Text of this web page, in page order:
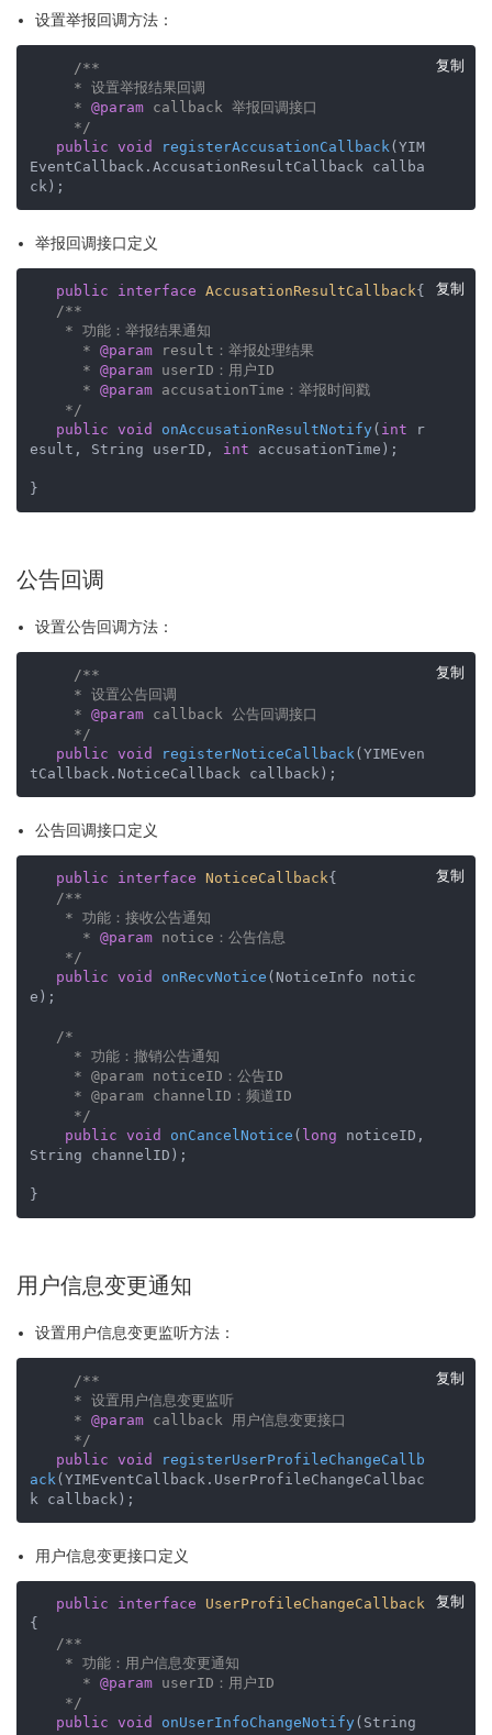
设置举报回调方法：
复制
/**
     *
@param callback 举报回调接口
     */
public void registerAccusationCallback(YIM
EventCallback.AccusationResultCallback callba
ck) ;
举报回调接口定义
复制
public interface AccusationResultCallback{
/**
      *
@param result：举报处理结果
      *
@param userID：用户ID
      *
@param accusationTime：举报时间戳
    */
public void onAccusationResultNotify ( int r
esult, String userID, int accusationTime) ;
}
公告回调
设置公告回调方法：
复制
/**
     *
@param callback 公告回调接口
     */
public void registerNoticeCallback(YIMEven
tCallback.NoticeCallback callback) ;
公告回调接口定义
复制
public interface NoticeCallback{
/**
      *
@param notice：公告信息
    */
public void onRecvNotice (NoticeInfo notic
e) ;
/*
     */
public void onCancelNotice ( long noticeID,
String channelID) ;
}
用户信息变更通知
设置用户信息变更监听方法：
复制
/**
     *
@param callback 用户信息变更接口
     */
public void
registerUserProfileChangeCallb
ack(YIMEventCallback.UserProfileChangeCallbac
k callback) ;
用户信息变更接口定义
复制
public interface
UserProfileChangeCallback
{
/**
      *
@param userID：用户ID
    */
public void onUserInfoChangeNotify (String